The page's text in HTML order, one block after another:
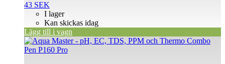
43 SEK
I lager
Kan skickas idag
Lägg till i vagn